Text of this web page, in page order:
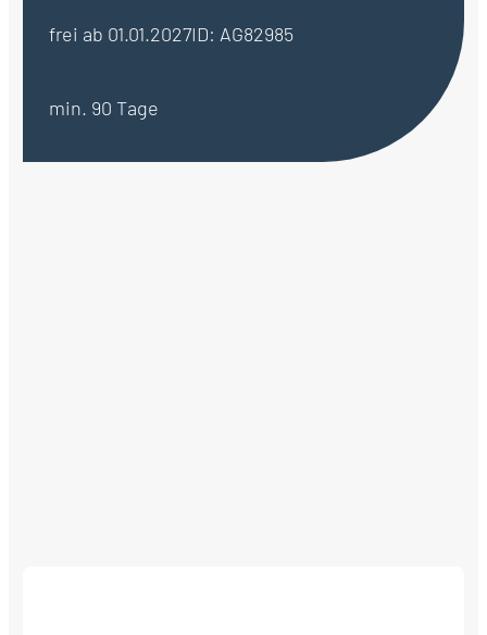
frei ab 01.01.2027ID: AG82985
min. 90 Tage